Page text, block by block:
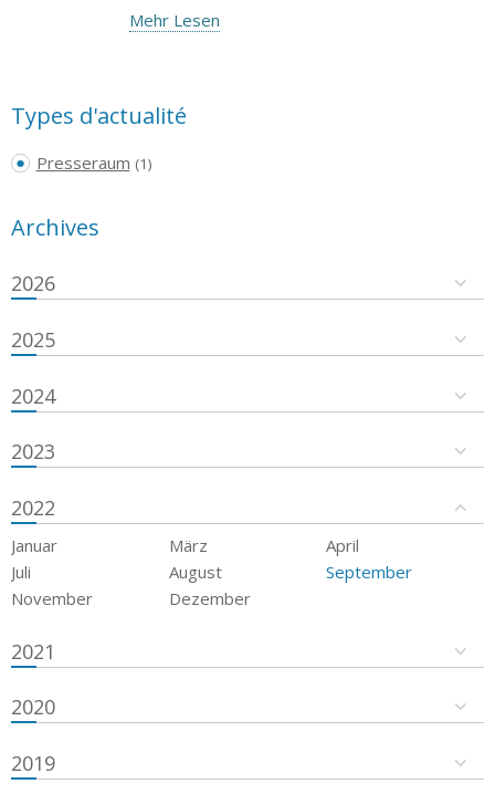
Mehr Lesen
Types d'actualité
Presseraum (1)
Archives
2026
2025
2024
2023
2022
Januar März
April
Juli
August
September
November
Dezember
2021
2020
2019